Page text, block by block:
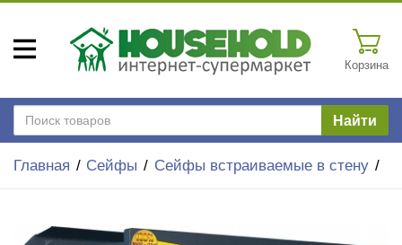
Корзина
Найти
Главная Сейфы Сейфы встраиваемые в стену